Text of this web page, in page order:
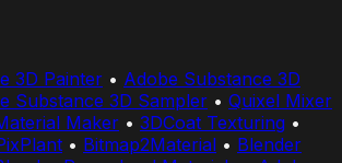
3D Painter • Adobe Substance 3D
Substance 3D Sampler • Quixel Mixer
Maker • 3DCoat Texturing •
• Bitmap2Material • Blender